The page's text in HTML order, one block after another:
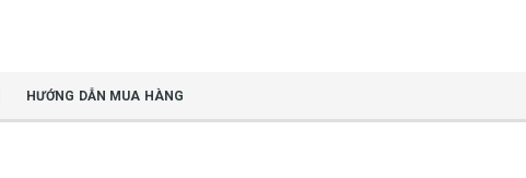
HƯỚNG DẪN MUA HÀNG